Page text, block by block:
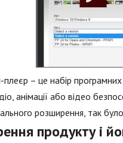
– це набір
анімації або відео
розширення, так
продукту і